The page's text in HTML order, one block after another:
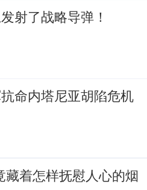
射了战略导弹！
命内塔尼亚胡陷危机
藏着怎样抚慰人心的烟